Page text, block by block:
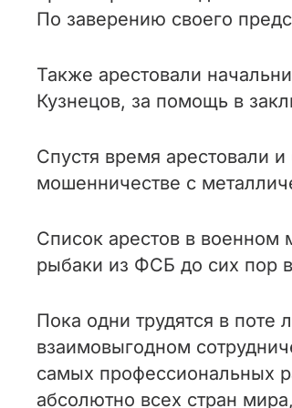
По заверению своего
Также арестовали
Кузнецов, за помощь в
Спустя время арестовали
мошенничестве с
Список арестов в военном
рыбаки из ФСБ до сих пор
Пока одни трудятся в поте
взаимовыгодном
самых профессиональных
абсолютно всех стран